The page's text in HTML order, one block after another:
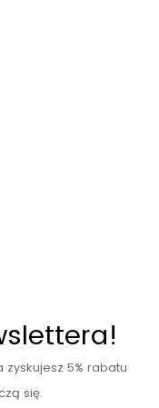
5% rabatu
się.